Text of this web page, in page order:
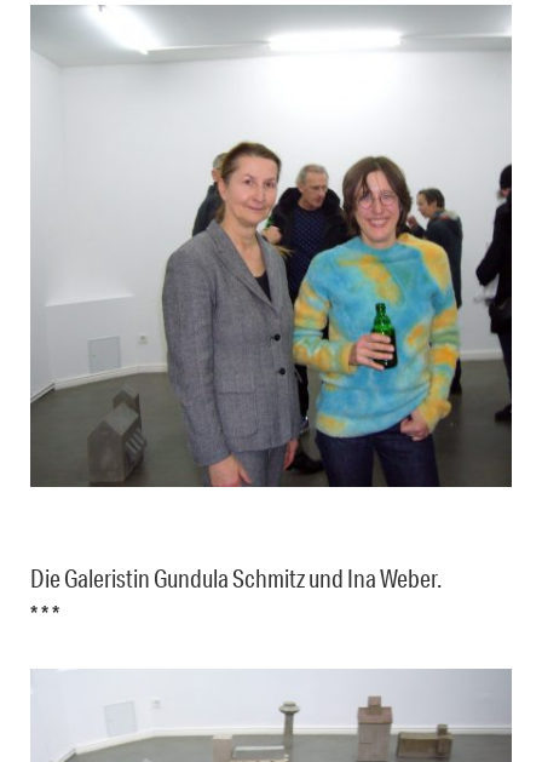
Die Galeristin Gundula Schmitz und Ina Weber.
* * *